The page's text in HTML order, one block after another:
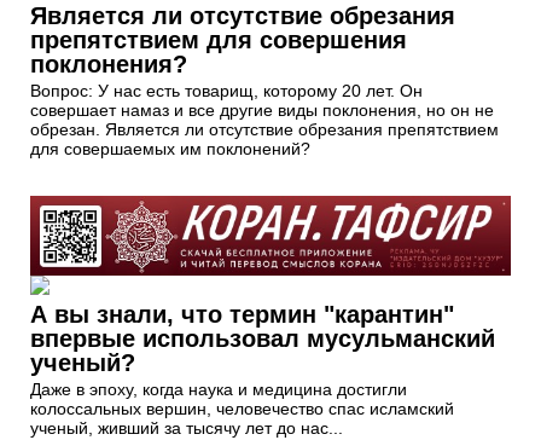
Является ли отсутствие обрезания
препятствием для совершения
поклонения?
Вопрос: У нас есть товарищ, которому 20 лет. Он
совершает намаз и все другие виды поклонения, но он не
обрезан. Является ли отсутствие обрезания препятствием
для совершаемых им поклонений?
А вы знали, что термин "карантин"
впервые использовал мусульманский
ученый?
Даже в эпоху, когда наука и медицина достигли
колоссальных вершин, человечество спас исламский
ученый, живший за тысячу лет до нас...